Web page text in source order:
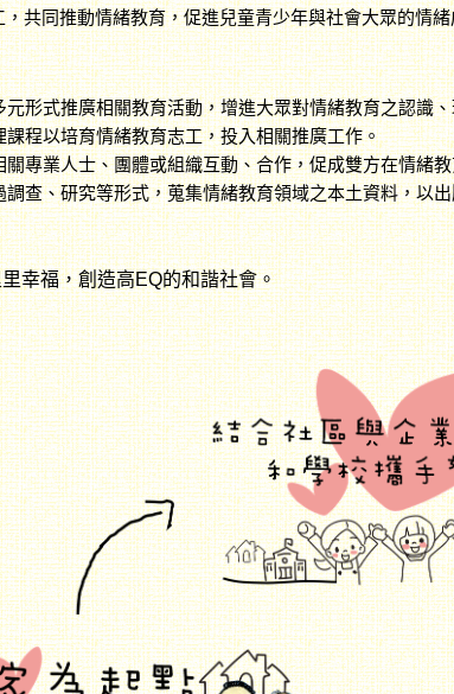
，共同推動情緒教育，促進兒童青少年與社會大眾的情
形式推廣相關教育活動，增進大眾對情緒教育之認識
課程以培育情緒教育志工，投入相關推廣工作。
關專業人士、團體或組織互動、合作，促成雙方在情緒
調查、研究等形式，蒐集情緒教育領域之本土資料，以
幸福，創造高EQ的和諧社會。